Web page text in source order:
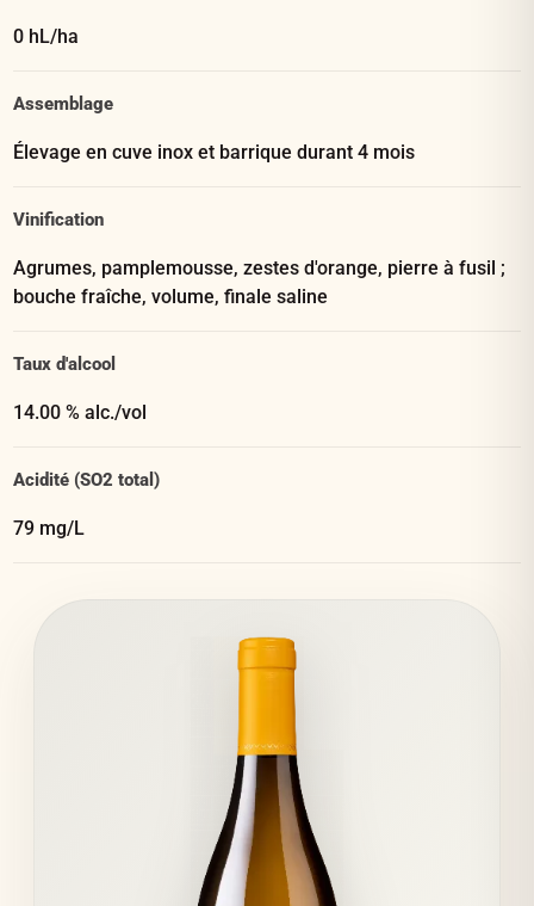
0 hL/ha
Assemblage
Élevage en cuve inox et barrique durant 4 mois
Vinification
Agrumes, pamplemousse, zestes d'orange, pierre à fusil ;
bouche fraîche, volume, finale saline
Taux d'alcool
14.00 % alc./vol
Acidité (SO2 total)
79 mg/L